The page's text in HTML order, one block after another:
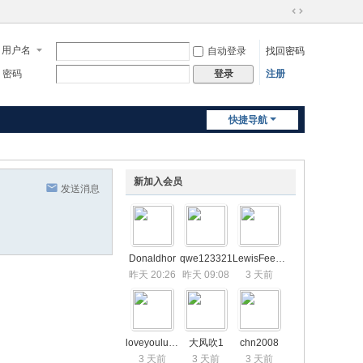
切
到
用户名 自动登录
找回密码
密码
登录 注册
快捷导航
新加入会员
Donaldhor
昨天 20:26
qwe123321
昨天 09:08
LewisFeemn
3 天前
loveyouluobin
3 天前
大风吹1
3 天前
chn2008
3 天前
发送消息